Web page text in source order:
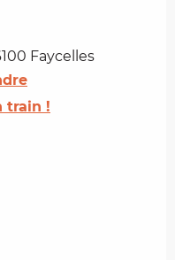
Faycelles
train !